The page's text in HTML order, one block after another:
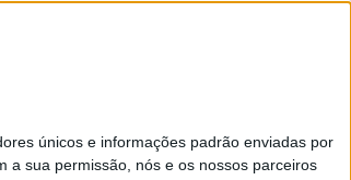
únicos e informações padrão enviadas por
a sua permissão, nós e os nossos parceiros